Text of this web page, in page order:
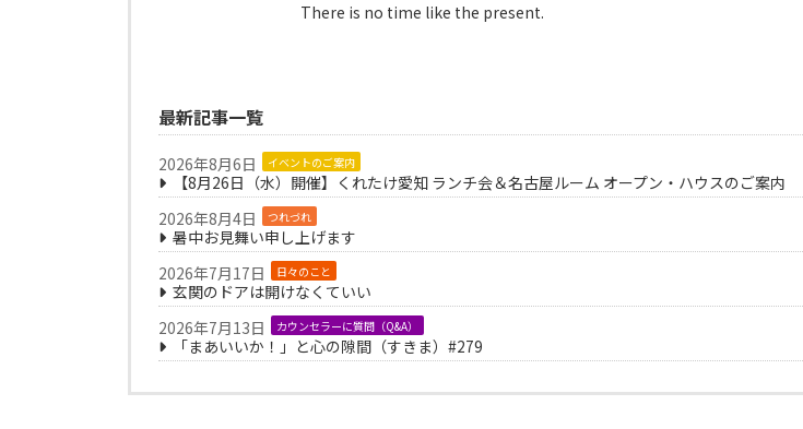
There is no time like the present.
最新記事一覧
2026年8月6日 イベントのご案内
【8月26日（水）開催】くれたけ愛知 ランチ会＆名古屋ルーム オープン・ハウスのご案内
2026年8月4日
つれづれ
暑中お見舞い申し上げます
2026年7月17日
日々のこと
玄関のドアは開けなくていい
2026年7月13日
カウンセラーに質問（Q&A）
「まあいいか！」と心の隙間（すきま）#279